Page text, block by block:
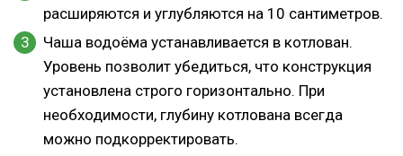
расширяются и углубляются на 10 сантиметров.
Чаша водоёма устанавливается в котлован.
Уровень позволит убедиться, что конструкция
установлена строго горизонтально. При
необходимости, глубину котлована всегда
можно подкорректировать.